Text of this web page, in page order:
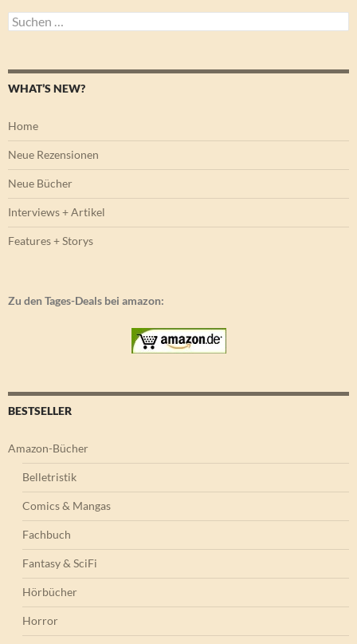
Suchen
nach:
WHAT’S NEW?
Home
Neue Rezensionen
Neue Bücher
Interviews + Artikel
Features + Storys
Zu den Tages-Deals bei amazon:
BESTSELLER
Amazon-Bücher
Belletristik
Comics & Mangas
Fachbuch
Fantasy & SciFi
Hörbücher
Horror